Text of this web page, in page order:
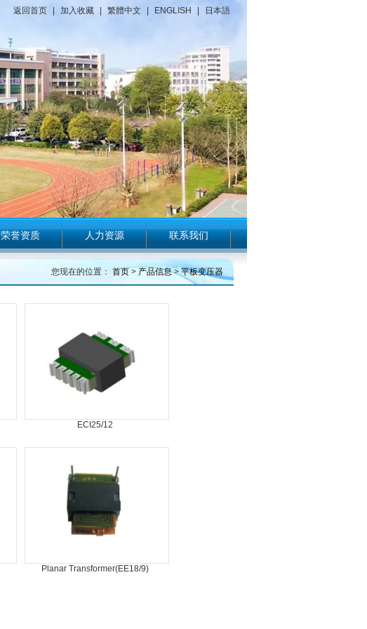
返回首页 加入收藏 繁體中文 ENGLISH 日本語
荣誉资质 人力资源 联系我们
您现在的位置： 首页 > 产品信息>平板变压器
ECI25/12
Planar Transformer(EE18/9)